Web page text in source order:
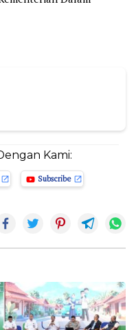
Kami:
Subscribe